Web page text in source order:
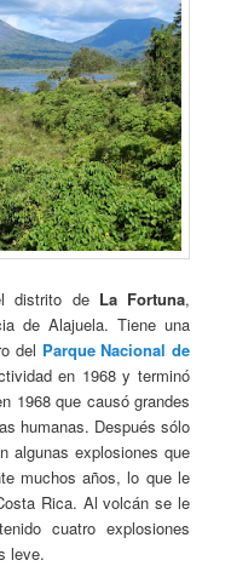
distrito deLa Fortuna,
de Alajuela. Tiene una
del Parque Nacional de
en 1968 y terminó
1968 que causó grandes
humanas. Después sólo
algunas explosiones que
muchos años, lo que le
Rica. Al volcán se le
cuatro explosiones
leve.